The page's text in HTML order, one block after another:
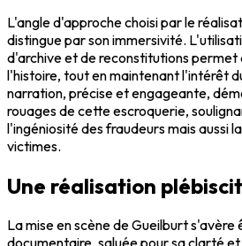
L'angle d'approche choisi par le
distingue par son immersivité.
d'archive et de reconstitutions
l'histoire, tout en maintenant l'intérêt
narration, précise et engageante,
rouages de cette escroquerie,
l'ingéniosité des fraudeurs mais aussi
victimes.
Une réalisation
La mise en scène de Gueilburt